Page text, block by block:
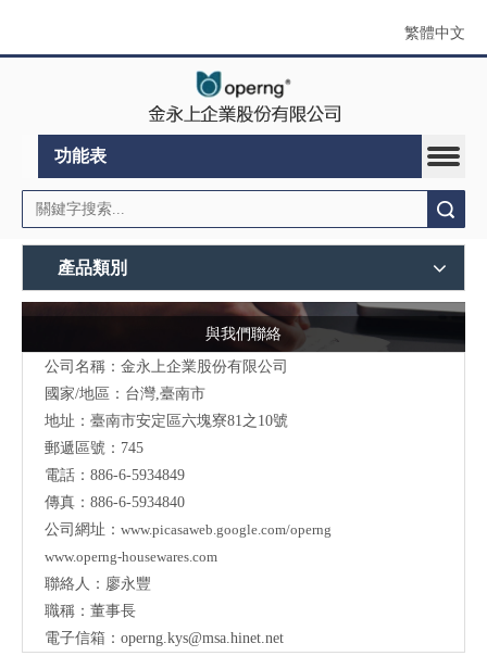
繁體中文
功能表
產品類別
與我們聯絡
公司名稱：金永上企業股份有限公司
國家/地區：台灣,臺南市
地址：臺南市安定區六塊寮81之10號
郵遞區號：745
電話：886-6-5934849
傳真：886-6-5934840
公司網址： www.picasaweb.google.com/operng
www.operng-housewares.com
聯絡人：廖永豐
職稱：董事長
電子信箱： operng.kys@msa.hinet.net